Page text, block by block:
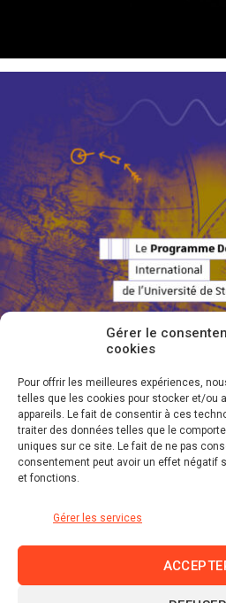
Gérer le
cookies
Pour offrir les meilleures expériences,
telles que les cookies pour stocker et/ou
appareils. Le fait de consentir à ces
traiter des données telles que le
uniques sur ce site. Le fait de ne pas
consentement peut avoir un effet négatif
et fonctions.
Gérer les services